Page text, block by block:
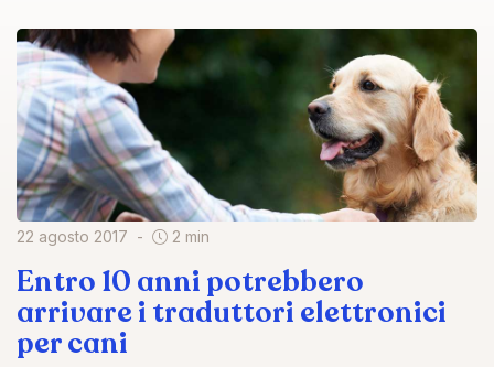
22 agosto 2017 2 min
Entro 10 anni potrebbero
arrivare i traduttori elettronici
per cani